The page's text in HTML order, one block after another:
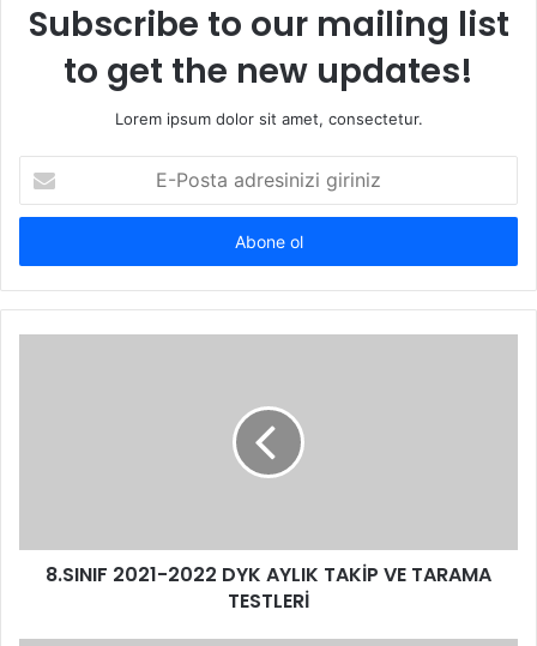
Subscribe to our mailing list
to get the new updates!
Lorem ipsum dolor sit amet, consectetur.
Posta
adresinizi
8.SINIF 2021-2022 DYK AYLIK TAKİP VE TARAMA
TESTLERİ